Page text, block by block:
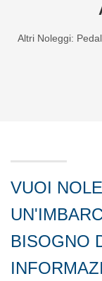
Altri Noleggi:
VUOI
BISOGNO